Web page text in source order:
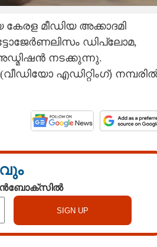
മീഡിയ അക്കാദമി
ഡിപ്ലോമ,
അഡ്മിഷൻ നടക്കുന്നു.
എഡിറ്റിംഗ്)